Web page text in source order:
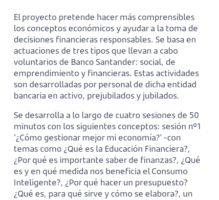
El proyecto pretende hacer más comprensibles
los conceptos económicos y ayudar a la toma de
decisiones financieras responsables. Se basa en
actuaciones de tres tipos que llevan a cabo
voluntarios de Banco Santander: social, de
emprendimiento y financieras. Estas actividades
son desarrolladas por personal de dicha entidad
bancaria en activo, prejubilados y jubilados.
Se desarrolla a lo largo de cuatro sesiones de 50
minutos con los siguientes conceptos: sesión nº1
‘¿Cómo gestionar mejor mi economía?’ -con
temas como ¿Qué es la Educación Financiera?,
¿Por qué es importante saber de finanzas?, ¿Qué
es y en qué medida nos beneficia el Consumo
Inteligente?, ¿Por qué hacer un presupuesto?
¿Qué es, para qué sirve y cómo se elabora?, un